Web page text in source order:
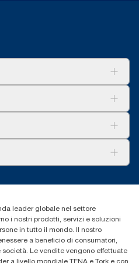
leader globale nel settore
i nostri prodotti, servizi e soluzioni
in tutto il mondo. Il nostro
a beneficio di consumatori,
Le vendite vengono effettuate
a livello mondiale TENA e Tork e con